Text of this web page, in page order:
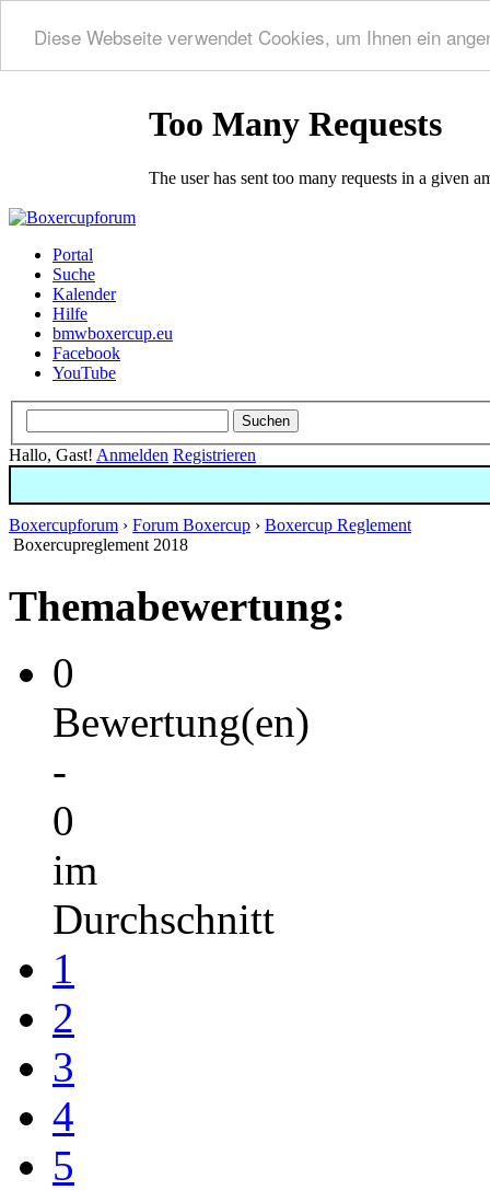
Diese Webseite verwendet Cookies, um Ihnen ein
Portal
Suche
Kalender
Hilfe
bmwboxercup.eu
Facebook
YouTube
Hallo, Gast! Anmelden Registrieren
Boxercupforum › Forum Boxercup › Boxercup Reglement
Boxercupreglement 2018
Themabewertung:
0
Bewertung(en)
-
0
im
Durchschnitt
1
2
3
4
5